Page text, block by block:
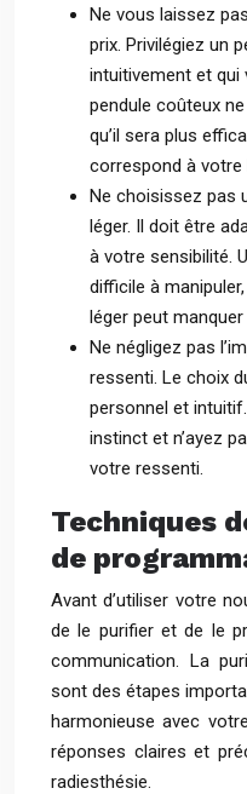
Ne vous laissez
prix. Privilégiez un
intuitivement et qui
pendule coûteux
qu’il sera plus
correspond à
Ne choisissez pas
léger. Il doit être
à votre sensibilité.
difficile à
léger peut
Ne négligez pas
ressenti. Le choix
personnel et
instinct et n’ayez
votre ressenti.
Techniques
de
Avant d’utiliser votre
de le purifier et de le
communication. La
sont des étapes
harmonieuse avec
réponses claires et
radiesthésie.